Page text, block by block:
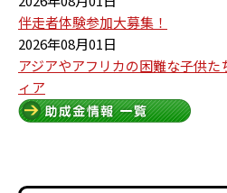
伴走者体験参加大募集！
2026年08月01日
アジアやアフリカの困難な子供
ィア